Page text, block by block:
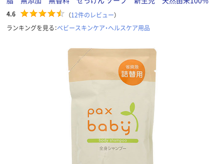
4.6 （12件のレビュー）
ランキングを見る：ベビースキンケア・ヘルスケア用品